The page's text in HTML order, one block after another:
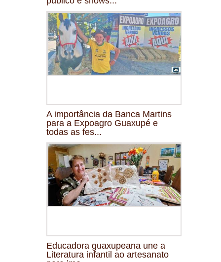
A importância da Banca Martins
para a Expoagro Guaxupé e
todas as fes...
Educadora guaxupeana une a
Literatura infantil ao artesanato